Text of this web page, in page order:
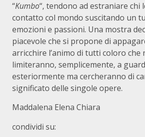
“Kumbo“, tendono ad estraniare chi
contatto col mondo suscitando un
emozioni e passioni. Una mostra
piacevole che si propone di
arricchire l’animo di tutti coloro che
limiteranno, semplicemente, a
esteriormente ma cercheranno di
significato delle singole opere.
Maddalena Elena Chiara
condividi su: